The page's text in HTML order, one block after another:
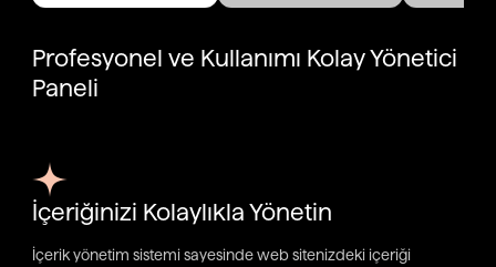
Profesyonel ve Kullanımı Kolay Yönetici
Paneli
İçeriğinizi Kolaylıkla Yönetin
İçerik yönetim sistemi sayesinde web sitenizdeki içeriği